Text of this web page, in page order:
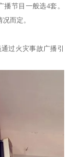
节目一般选4套。
而定。
过火灾事故广播引